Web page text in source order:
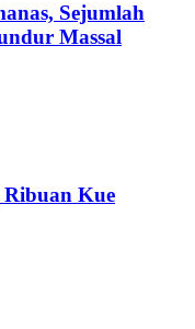
Sejumlah
Massal
Kue